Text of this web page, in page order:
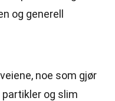
og generell
noe som gjør
og slim